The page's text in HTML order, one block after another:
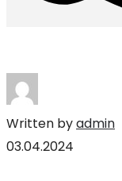
content
Written byadmin
03.04.2024